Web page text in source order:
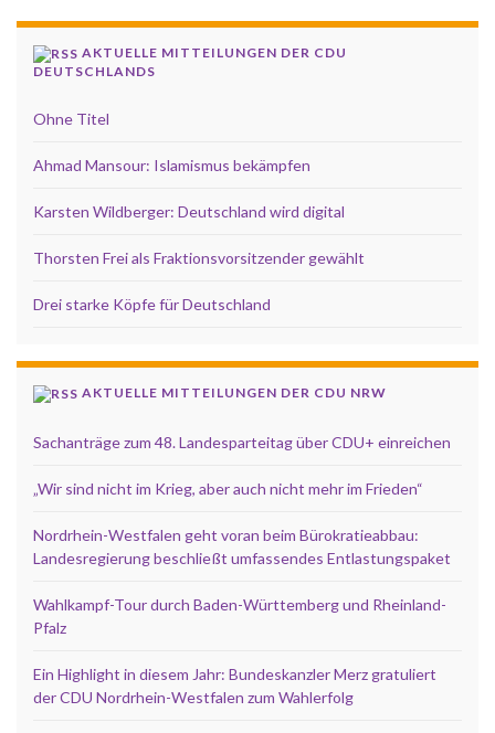
AKTUELLE MITTEILUNGEN DER CDU
DEUTSCHLANDS
Ohne Titel
Ahmad Mansour: Islamismus bekämpfen
Karsten Wildberger: Deutschland wird digital
Thorsten Frei als Fraktionsvorsitzender gewählt
Drei starke Köpfe für Deutschland
AKTUELLE MITTEILUNGEN DER CDU NRW
Sachanträge zum 48. Landesparteitag über CDU+ einreichen
„Wir sind nicht im Krieg, aber auch nicht mehr im Frieden“
Nordrhein-Westfalen geht voran beim Bürokratieabbau:
Landesregierung beschließt umfassendes Entlastungspaket
Wahlkampf-Tour durch Baden-Württemberg und Rheinland-
Pfalz
Ein Highlight in diesem Jahr: Bundeskanzler Merz gratuliert
der CDU Nordrhein-Westfalen zum Wahlerfolg